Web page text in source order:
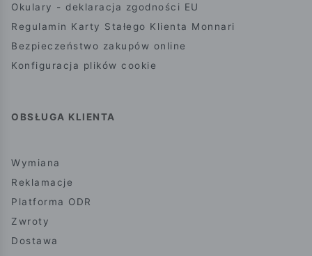
Okulary - deklaracja zgodności EU
Regulamin Karty Stałego Klienta Monnari
Bezpieczeństwo zakupów online
Konfiguracja plików cookie
OBSŁUGA KLIENTA
Wymiana
Reklamacje
Platforma ODR
Zwroty
Dostawa